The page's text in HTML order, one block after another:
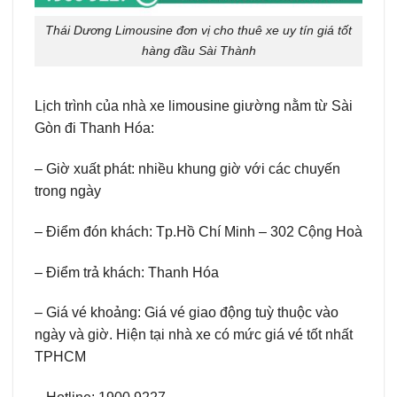
Thái Dương Limousine đơn vị cho thuê xe uy tín giá tốt
hàng đầu Sài Thành
Lịch trình của nhà xe limousine giường nằm từ Sài
Gòn đi Thanh Hóa:
– Giờ xuất phát: nhiều khung giờ với các chuyến
trong ngày
– Điểm đón khách: Tp.Hồ Chí Minh – 302 Cộng Hoà
– Điểm trả khách: Thanh Hóa
– Giá vé khoảng: Giá vé giao động tuỳ thuộc vào
ngày và giờ. Hiện tại nhà xe có mức giá vé tốt nhất
TPHCM